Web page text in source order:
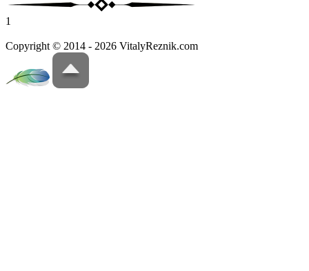
1
Copyright © 2014 - 2026 VitalyReznik.com